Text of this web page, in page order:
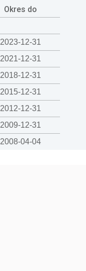
Okres do
2023-12-31
2021-12-31
2018-12-31
2015-12-31
2012-12-31
2009-12-31
2008-04-04